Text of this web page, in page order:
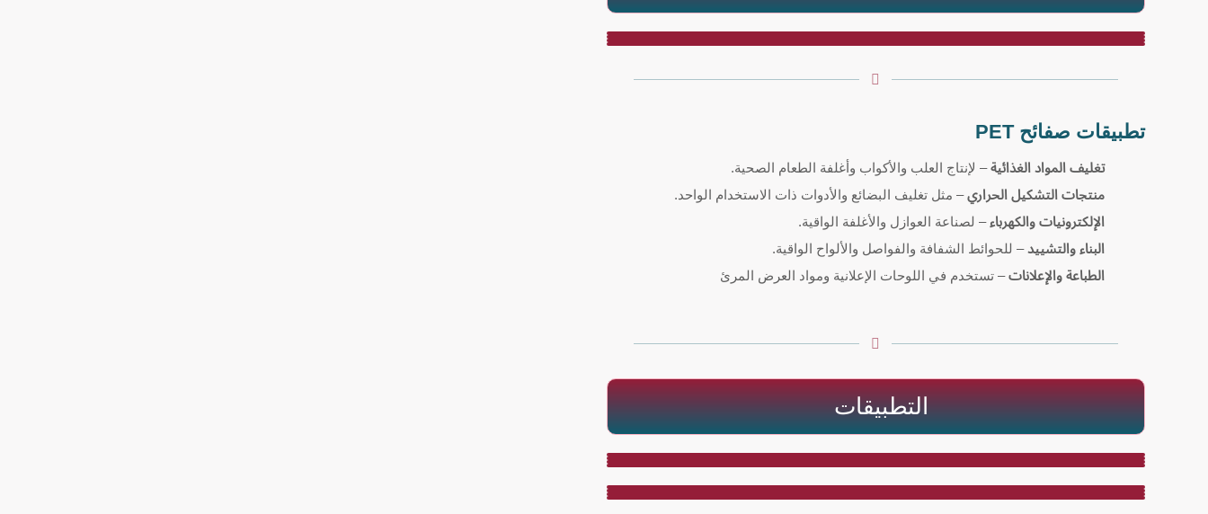
تطبيقات صفائح PET
تغليف المواد الغذائية– لإنتاج العلب والأكواب وأغلفة الطعام الصحية.
منتجات التشكيل الحراري– مثل تغليف البضائع والأدوات ذات الاستخدام الواحد.
الإلكترونيات والكهرباء – لصناعة العوازل والأغلفة الواقية.
البناء والتشييد– للحوائط الشفافة والفواصل والألواح الواقية.
الطباعة والإعلانات– تستخدم في اللوحات الإعلانية ومواد العرض المرئ
التطبيقات